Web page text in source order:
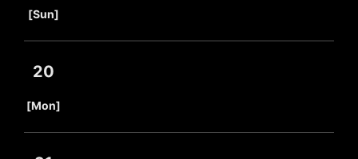
[Sun]
20
[Mon]